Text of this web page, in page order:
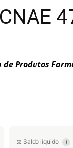
de Produtos
⚖️ Saldo líquido i